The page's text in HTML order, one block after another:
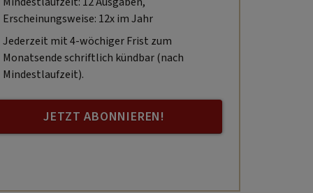
Erscheinungsweise: 12x im Jahr
Jederzeit mit 4-wöchiger Frist zum
Monatsende schriftlich kündbar (nach
Mindestlaufzeit).
JETZT ABONNIEREN!